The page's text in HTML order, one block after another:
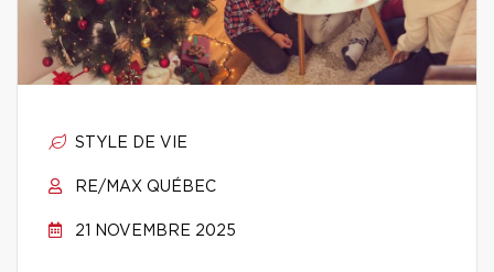
STYLE DE VIE
RE/MAX QUÉBEC
21 NOVEMBRE 2025